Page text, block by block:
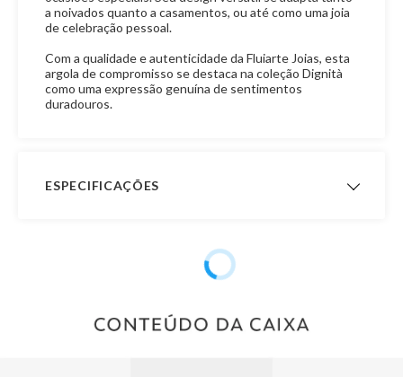
a noivados quanto a casamentos, ou até como uma joia
de celebração pessoal.
Com a qualidade e autenticidade da Fluiarte Joias, esta
argola de compromisso se destaca na coleção Dignità
como uma expressão genuína de sentimentos
duradouros.
ESPECIFICAÇÕES